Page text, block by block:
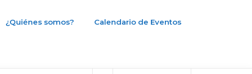
¿Quiénes somos? Calendario de Eventos